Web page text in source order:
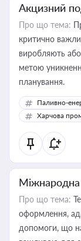
Акцизний
Про що тема:
критично
виробляють або
метою
планування.
Паливно-
Харчова
Міжнародна
Про що тема:
оформлення,
допомоги, що